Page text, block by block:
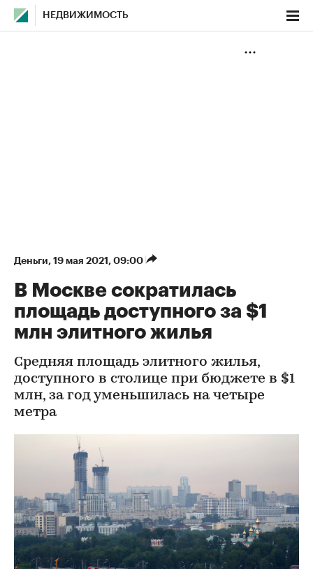
НЕДВИЖИМОСТЬ
Деньги⁠, 19 мая 2021, 09:00
В Москве сократилась
площадь доступного за $1
млн элитного жилья
Средняя площадь элитного жилья,
доступного в столице при бюджете в $1
млн, за год уменьшилась на четыре
метра